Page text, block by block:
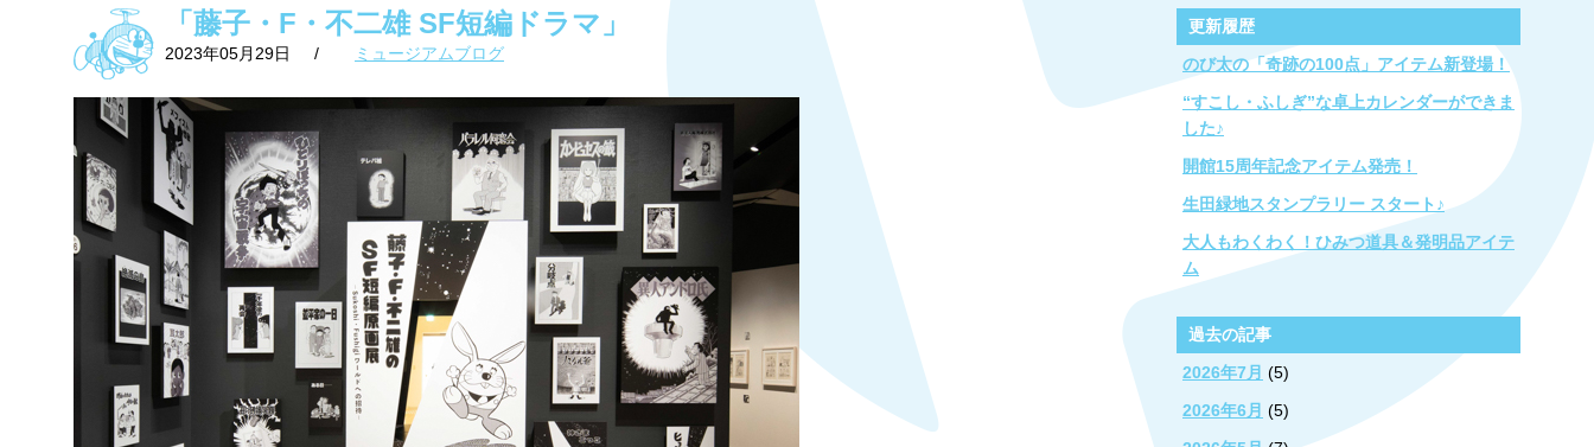
「藤子・F・不二雄 SF短編ドラマ」
2023年05月29日 / ミュージアムブログ
更新履歴
のび太の「奇跡の100点」アイテム新登場！
“すこし・ふしぎ”な卓上カレンダーができま
した♪
開館15周年記念アイテム発売！
生田緑地スタンプラリー スタート♪
大人もわくわく！ひみつ道具＆発明品アイテ
ム
過去の記事
2026年7月 (5)
2026年6月 (5)